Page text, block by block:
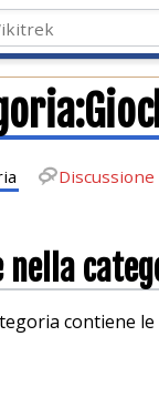
:
Discussione
nella
contiene